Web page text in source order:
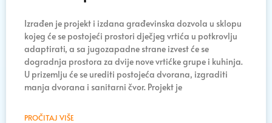
Izrađen je projekt i izdana građevinska dozvola u sklopu
kojeg će se postojeći prostori dječjeg vrtića u potkrovlju
adaptirati, a sa jugozapadne strane izvest će se
dogradnja prostora za dvije nove vrtićke grupe i kuhinja.
U prizemlju će se urediti postojeća dvorana, izgraditi
manja dvorana i sanitarni čvor. Projekt je
PROČITAJ VIŠE